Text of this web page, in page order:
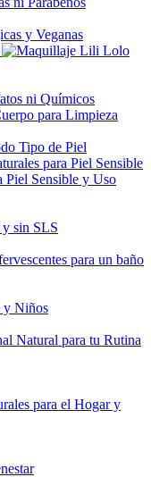
y Veganas
ni Químicos
para Limpieza
Tipo de Piel
para Piel Sensible
Piel Sensible y Uso
sin SLS
para un baño
y Niños
Natural para tu Rutina
para el Hogar y